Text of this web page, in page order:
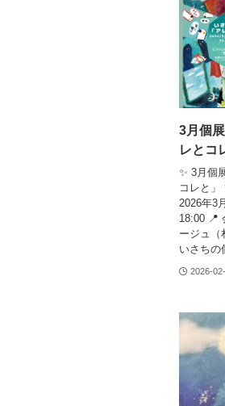
3月個
レとコ
✨ 3月個
コレと」
2026年3
18:00 📍
ージュ（
いさちの
2026-